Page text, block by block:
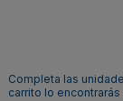
Completa las
carrito lo